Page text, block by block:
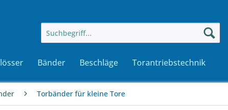
Bänder Beschläge Torantriebstechnik
Torbänder für kleine Tore